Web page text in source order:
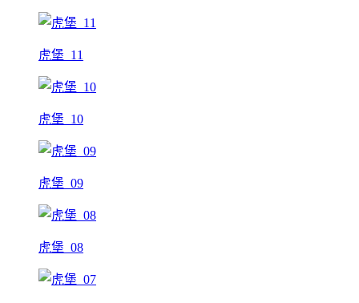
虎堡_11
虎堡_10
虎堡_09
虎堡_08